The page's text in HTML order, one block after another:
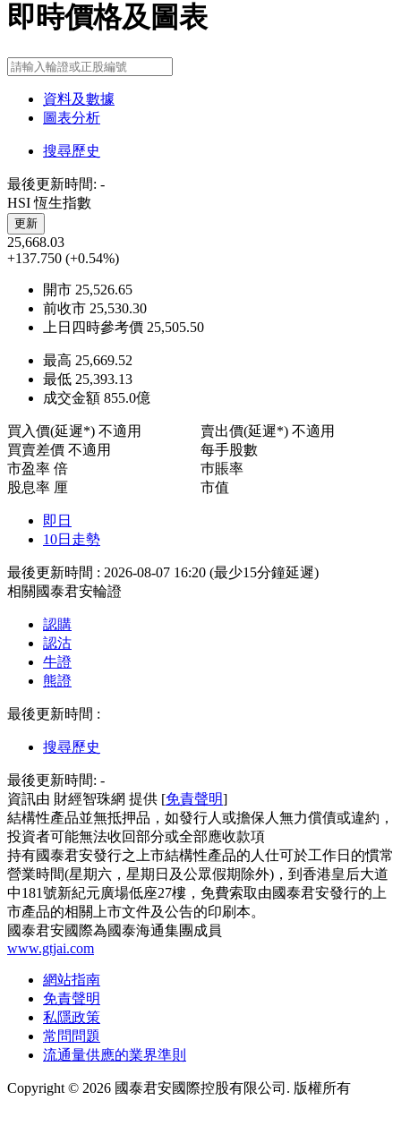
即時價格及圖表
資料及數據
圖表分析
搜尋歷史
最後更新時間: -
HSI 恆生指數
更新
25,668.03
+137.750 (+0.54%)
開市 25,526.65
前收市 25,530.30
上日四時參考價 25,505.50
最高 25,669.52
最低 25,393.13
成交金額 855.0億
買入價(延遲*) 不適用 賣出價(延遲*) 不適用
買賣差價 不適用
每手股數
市盈率 倍
巿賬率
股息率 厘 市值
即日
10日走勢
最後更新時間 : 2026-08-07 16:20 (最少15分鐘延遲)
相關國泰君安輪證
認購
認沽
牛證
熊證
最後更新時間 :
搜尋歷史
最後更新時間: -
資訊由 財經智珠網 提供 [免責聲明]
結構性產品並無抵押品，如發行人或擔保人無力償債或違約，
投資者可能無法收回部分或全部應收款項
持有國泰君安發行之上市結構性產品的人仕可於工作日的慣常
營業時間(星期六，星期日及公眾假期除外)，到香港皇后大道
中181號新紀元廣場低座27樓，免費索取由國泰君安發行的上
市產品的相關上市文件及公告的印刷本。
國泰君安國際為國泰海通集團成員
www.gtjai.com
網站指南
免責聲明
私隱政策
常問問題
流通量供應的業界準則
Copyright © 2026 國泰君安國際控股有限公司. 版權所有